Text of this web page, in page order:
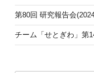
第80回 研究報告会
チーム「せとぎわ」第